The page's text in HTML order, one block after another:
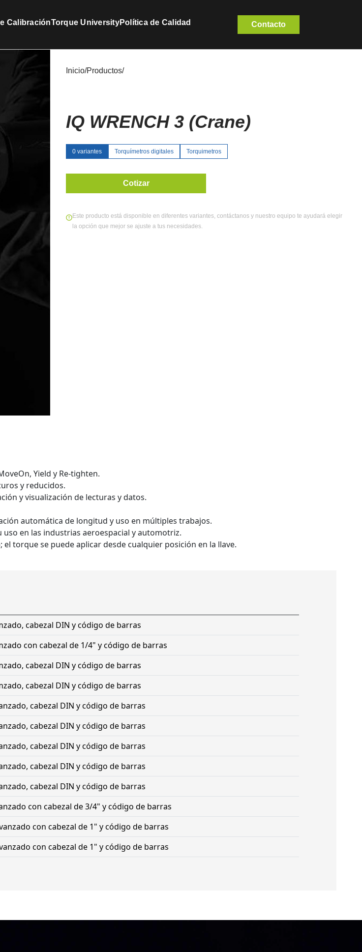
CalibraciónTorque UniversityPolítica de Calidad Contacto
Inicio/Productos/
IQ WRENCH 3 (Crane)
0 variantes Torquímetros digitales Torquimetros
Cotizar
Este producto está disponible en diferentes variantes, contáctanos y nuestro equipo te ayudará elegir
la opción que mejor se ajuste a tus necesidades.
Yield y Re-tighten.
y reducidos.
y visualización de lecturas y datos.
automática de longitud y uso en múltiples trabajos.
en las industrias aeroespacial y automotriz.
torque se puede aplicar desde cualquier posición en la llave.
cabezal DIN y código de barras
con cabezal de 1/4" y código de barras
cabezal DIN y código de barras
cabezal DIN y código de barras
cabezal DIN y código de barras
cabezal DIN y código de barras
cabezal DIN y código de barras
cabezal DIN y código de barras
cabezal DIN y código de barras
con cabezal de 3/4" y código de barras
con cabezal de 1" y código de barras
con cabezal de 1" y código de barras